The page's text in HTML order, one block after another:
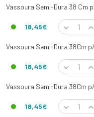
Vassoura Semi-Dura 38 Cm
18,45€
Vassoura Semi-Dura 38Cm
18,45€
Vassoura Semi-Dura 38Cm
18,45€